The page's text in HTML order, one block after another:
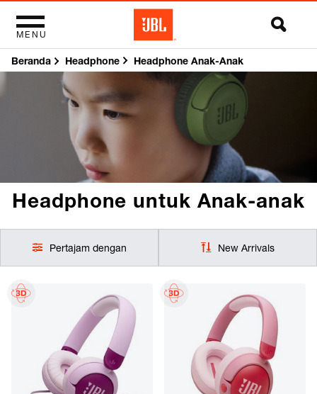
MENU
Headphone untuk Anak-anak
Beranda Headphone Headphone Anak-Anak
Pertajam dengan New Arrivals